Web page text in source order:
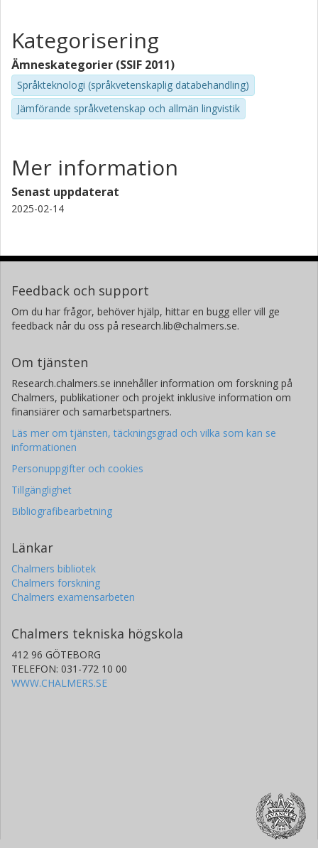
Ely Matos
Universidade Federal de Juiz de Fora
Kategorisering
Ämneskategorier (SSIF 2011)
Språkteknologi (språkvetenskaplig databehandling)
Jämförande språkvetenskap och allmän lingvistik
Mer information
Senast uppdaterat
2025-02-14
Feedback och support
Om du har frågor, behöver hjälp, hittar en bugg eller vill ge
feedback når du oss på research.lib@chalmers.se.
Om tjänsten
Research.chalmers.se innehåller information om forskning på
Chalmers, publikationer och projekt inklusive information om
finansiärer och samarbetspartners.
Läs mer om tjänsten, täckningsgrad och vilka som kan se
informationen
Personuppgifter och cookies
Tillgänglighet
Bibliografibearbetning
Länkar
Chalmers bibliotek
Chalmers forskning
Chalmers examensarbeten
Chalmers tekniska högskola
412 96 GÖTEBORG
TELEFON: 031-772 10 00
WWW.CHALMERS.SE